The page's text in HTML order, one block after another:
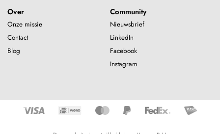
Over
Onze missie
Contact
Blog
Community
Nieuwsbrief
LinkedIn
Facebook
Instagram